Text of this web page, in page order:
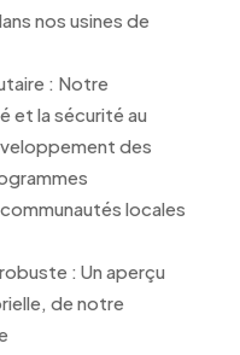
nos usines de
: Notre
et la sécurité au
des
locales
: Un aperçu
de notre